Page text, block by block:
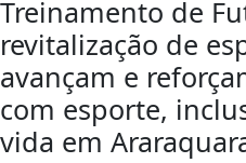
Treinamento de
revitalização de
avançam e
com esporte,
vida em